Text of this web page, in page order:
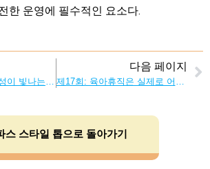
한 운영에 필수적인 요소다.
제16회: 도쿄도 ‘여성이 빛나는 TOKYO 간담회’ 개최! 각자의 파파스 스타일을 찾아보자!
다음 페이지
제17회: 육아휴직은 실제로 어떤가요? 선배 아빠들에게 물어봤다
스 스타일 톱으로 돌아가기